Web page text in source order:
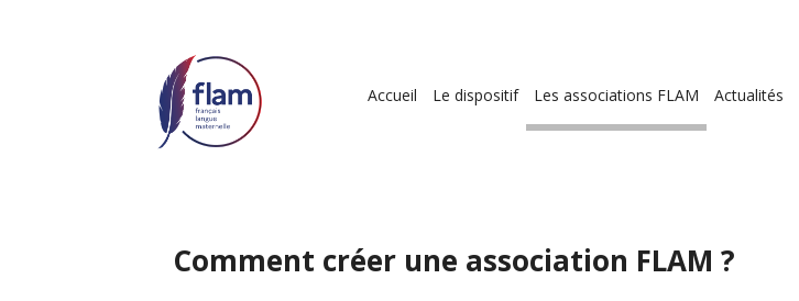
Navigation
Accueil Le dispositif Les associations FLAM Actualités
Comment créer une association FLAM ?